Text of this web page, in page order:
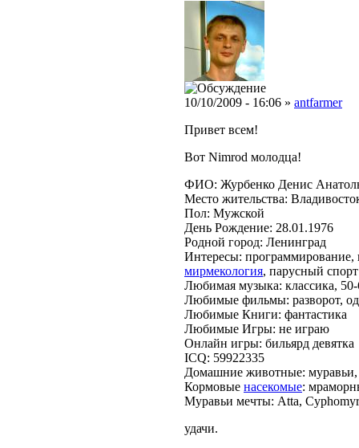
10/10/2009 - 16:06 » antfarmer
Привет всем!
Вот Nimrod молодца!
ФИО: Журбенко Денис
Место жительства:
Пол: Мужской
День Рождение: 28.01.1976
Родной город: Ленинград
Интересы:
мирмекология, парусный спорт
Любимая музыка: классика, 50-
Любимые фильмы: разворот,
Любимые Книги: фантастика
Любимые Игры: не играю
Онлайн игры: бильярд девятка
ICQ: 59922335
Домашние животные: муравьи,
Кормовые насекомые:
Муравьи мечты: Atta,
удачи.